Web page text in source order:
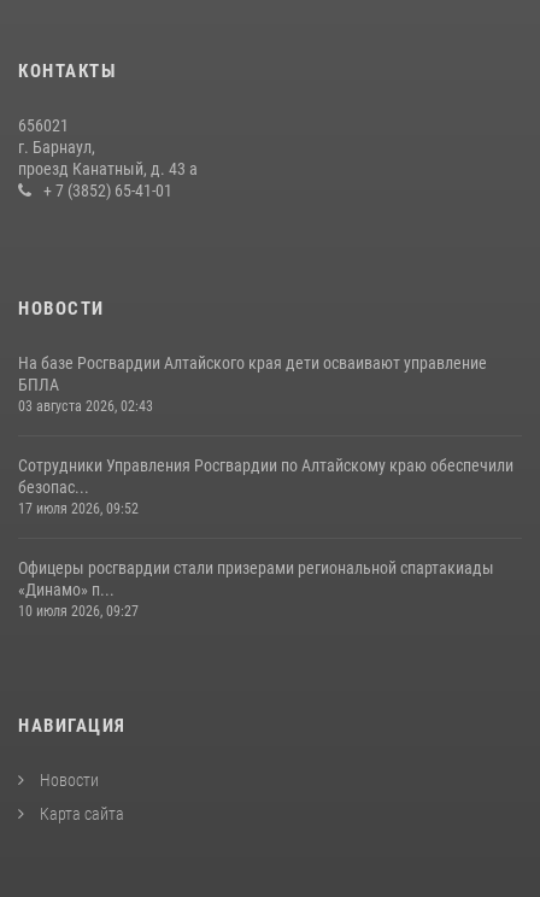
КОНТАКТЫ
656021
г. Барнаул,
проезд Канатный, д. 43 а
+ 7 (3852) 65-41-01
НОВОСТИ
На базе Росгвардии Алтайского края дети осваивают управление
БПЛА
03 августа 2026, 02:43
Сотрудники Управления Росгвардии по Алтайскому краю обеспечили
безопас...
17 июля 2026, 09:52
Офицеры росгвардии стали призерами региональной спартакиады
«Динамо» п...
10 июля 2026, 09:27
НАВИГАЦИЯ
Новости
Карта сайта